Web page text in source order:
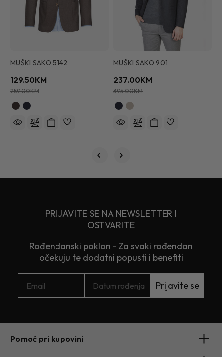
MUŠKI SAKO 5142
129.50KM
259.00KM
MUŠKI SAKO 901
237.00KM
395.00KM
PRIJAVITE SE NA NEWSLETTER I
OSTVARITE
Rođendanski poklon - Za svaki rođendan
očekuju te dodatni popusti i benefiti
Prijavite se
Pomoć pri kupovini